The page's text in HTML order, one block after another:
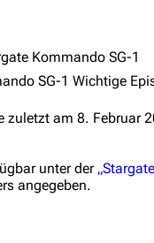
Diskussion
Übersicht
melden
Kommando SG-1
SG-1 Wichtige
zuletzt am 8. Februar
unter der
angegeben.